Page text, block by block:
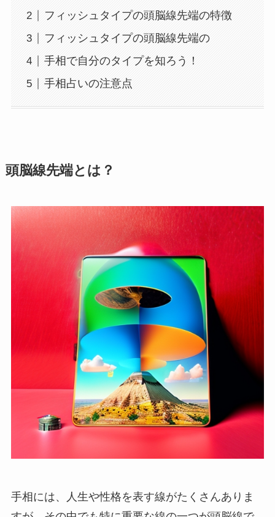
フィッシュタイプの頭脳線先端の特徴
フィッシュタイプの頭脳線先端の
手相で自分のタイプを知ろう！
手相占いの注意点
頭脳線先端とは？
手相には、人生や性格を表す線がたくさんありま